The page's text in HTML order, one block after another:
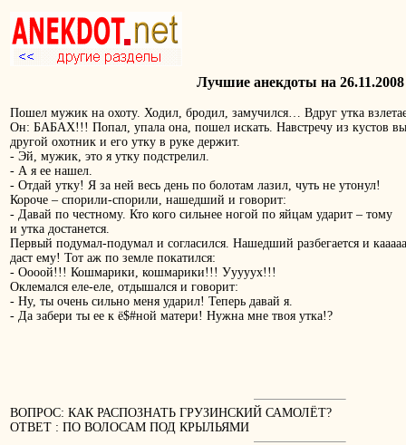
Лучшие анекдоты на 26.11.2008
Пошел мужик на охоту. Ходил, бродил, замучился… Вдруг утка
Он: БАБАХ!!! Попал, упала она, пошел искать. Навстречу из кустов
другой охотник и его утку в руке держит.
- Эй, мужик, это я утку подстрелил.
- А я ее нашел.
- Отдай утку! Я за ней весь день по болотам лазил, чуть не утонул!
Короче – спорили-спорили, нашедший и говорит:
- Давай по честному. Кто кого сильнее ногой по яйцам ударит – тому
и утка достанется.
Первый подумал-подумал и согласился. Нашедший разбегается и
даст ему! Тот аж по земле покатился:
- Оооой!!! Кошмарики, кошмарики!!! Ууууух!!!
Оклемался еле-еле, отдышался и говорит:
- Ну, ты очень сильно меня ударил! Теперь давай я.
- Да забери ты ее к ё$#ной матери! Нужна мне твоя утка!?
ВОПРОС: КАК РАСПОЗНАТЬ ГРУЗИНСКИЙ САМОЛЁТ?
ОТВЕТ : ПО ВОЛОСАМ ПОД КРЫЛЬЯМИ